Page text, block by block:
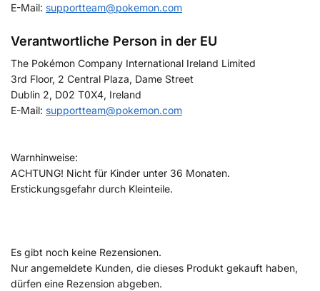
E-Mail: supportteam@pokemon.com
Verantwortliche Person in der EU
The Pokémon Company International Ireland Limited
3rd Floor, 2 Central Plaza, Dame Street
Dublin 2, D02 T0X4, Ireland
E-Mail: supportteam@pokemon.com
Warnhinweise:
ACHTUNG! Nicht für Kinder unter 36 Monaten.
Erstickungsgefahr durch Kleinteile.
Es gibt noch keine Rezensionen.
Nur angemeldete Kunden, die dieses Produkt gekauft haben,
dürfen eine Rezension abgeben.